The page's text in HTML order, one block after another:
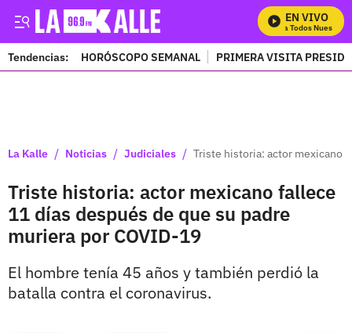
EN VIVO
Mira Todos Nuestros
Tendencias: HORÓSCOPO SEMANAL PRIMERA VISITA
La Kalle / Noticias / Judiciales / Triste historia: actor mexicano
Triste historia: actor mexicano fallece
11 días después de que su padre
muriera por COVID-19
El hombre tenía 45 años y también perdió la
batalla contra el coronavirus.